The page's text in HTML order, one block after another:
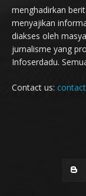
menghadirkan
menyajikan
diakses oleh
jurnalisme yang
Infoserdadu.
Contact us: